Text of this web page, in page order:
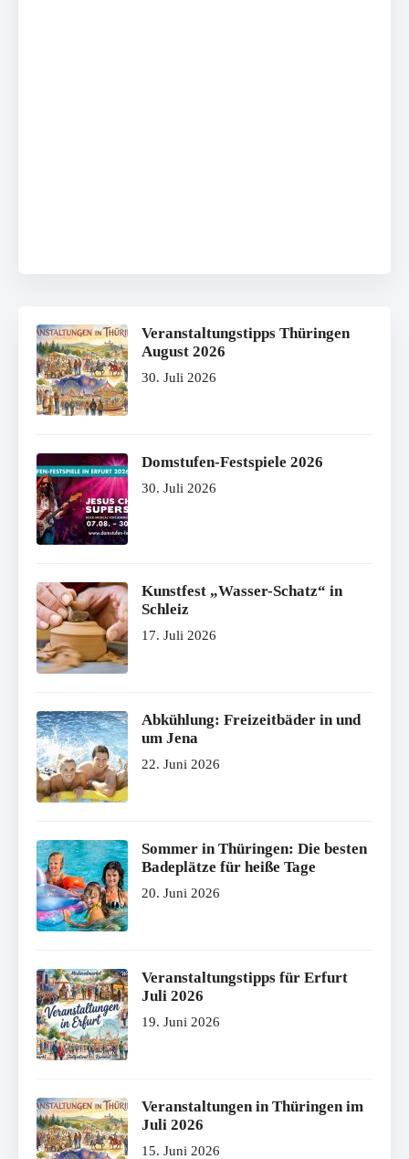
Veranstaltungstipps Thüringen
August 2026
30. Juli 2026
Domstufen-Festspiele 2026
30. Juli 2026
Kunstfest „Wasser-Schatz“ in
Schleiz
17. Juli 2026
Abkühlung: Freizeitbäder in und
um Jena
22. Juni 2026
Sommer in Thüringen: Die besten
Badeplätze für heiße Tage
20. Juni 2026
Veranstaltungstipps für Erfurt
Juli 2026
19. Juni 2026
Veranstaltungen in Thüringen im
Juli 2026
15. Juni 2026